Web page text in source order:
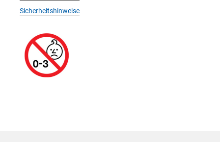
Sicherheitshinweise